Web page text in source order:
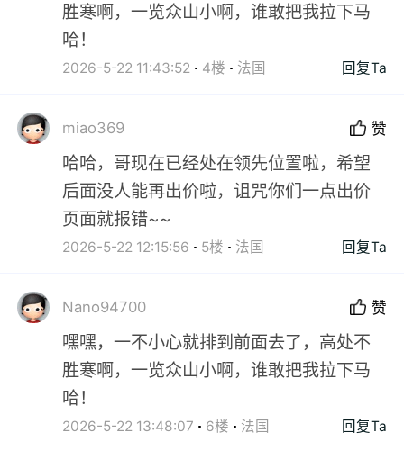
胜寒啊，一览众山小啊，谁敢把我拉下马
哈！
2026-5-22 11:43:52 4楼 法国 回复Ta
miao369 赞
哈哈，哥现在已经处在领先位置啦，希望
后面没人能再出价啦，诅咒你们一点出价
页面就报错~~
2026-5-22 12:15:56 5楼 法国 回复Ta
Nano94700 赞
嘿嘿，一不小心就排到前面去了，高处不
胜寒啊，一览众山小啊，谁敢把我拉下马
哈！
2026-5-22 13:48:07 6楼 法国 回复Ta